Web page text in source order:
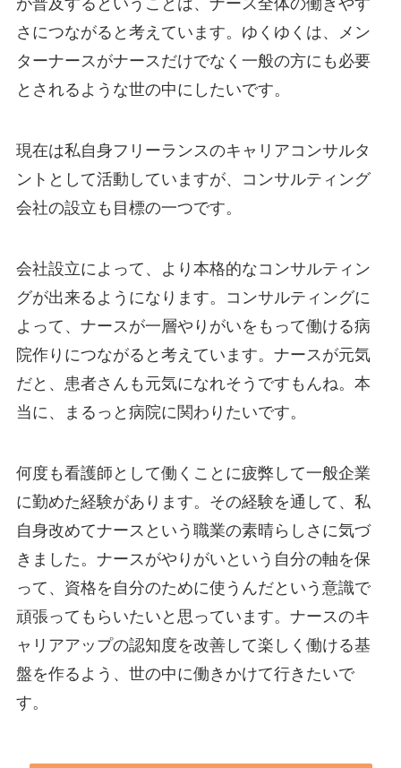
が普及するということは、ナース全体の働きやす
さにつながると考えています。ゆくゆくは、メン
ターナースがナースだけでなく一般の方にも必要
とされるような世の中にしたいです。
現在は私自身フリーランスのキャリアコンサルタ
ントとして活動していますが、コンサルティング
会社の設立も目標の一つです。
会社設立によって、より本格的なコンサルティン
グが出来るようになります。コンサルティングに
よって、ナースが一層やりがいをもって働ける病
院作りにつながると考えています。ナースが元気
だと、患者さんも元気になれそうですもんね。本
当に、まるっと病院に関わりたいです。
何度も看護師として働くことに疲弊して一般企業
に勤めた経験があります。その経験を通して、私
自身改めてナースという職業の素晴らしさに気づ
きました。ナースがやりがいという自分の軸を保
って、資格を自分のために使うんだという意識で
頑張ってもらいたいと思っています。ナースのキ
ャリアアップの認知度を改善して楽しく働ける基
盤を作るよう、世の中に働きかけて行きたいで
す。